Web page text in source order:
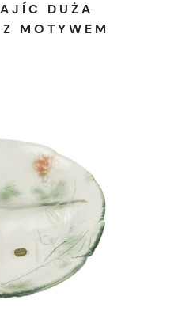
DUŻA
MOTYWEM